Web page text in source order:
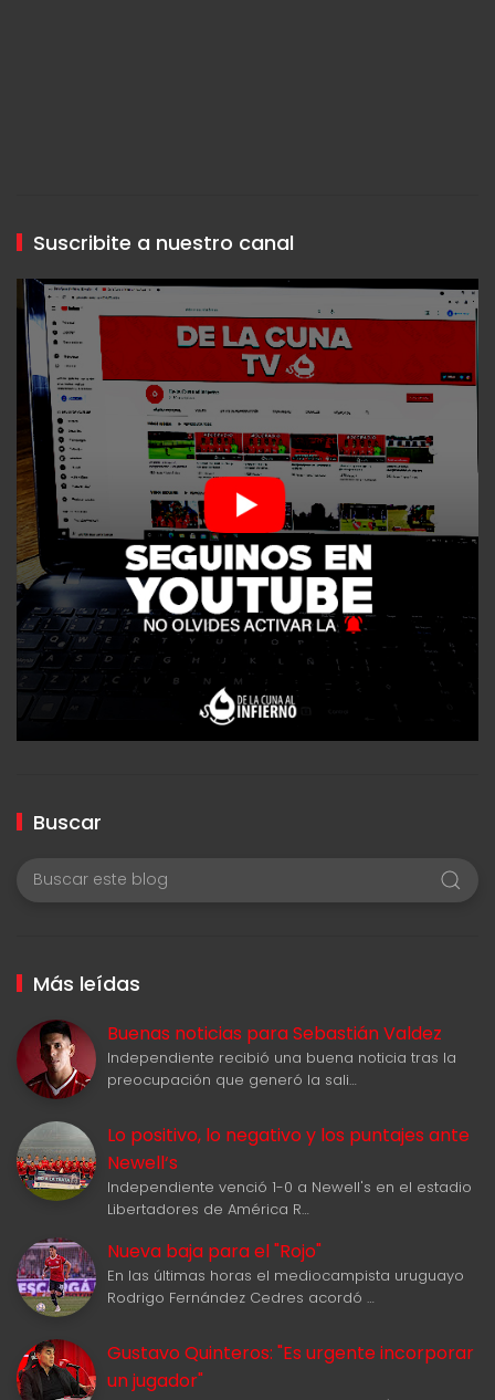
Suscribite a nuestro canal
Buscar
Más leídas
Buenas noticias para Sebastián Valdez
Independiente recibió una buena noticia tras la
preocupación que generó la sali…
Lo positivo, lo negativo y los puntajes ante
Newell‘s
Independiente venció 1-0 a Newell's en el estadio
Libertadores de América R…
Nueva baja para el "Rojo"
En las últimas horas el mediocampista uruguayo
Rodrigo Fernández Cedres acordó …
Gustavo Quinteros: "Es urgente incorporar
un jugador"